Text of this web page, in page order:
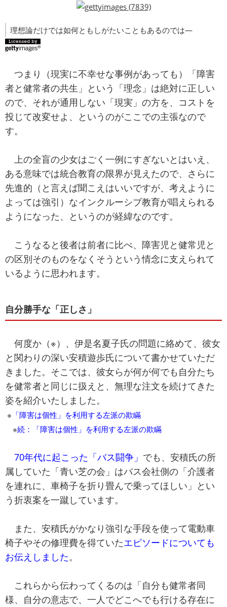
理想論だけでは如何ともしがたいこともあるのでは―
つまり（現実に不幸せな事例があっても）「障害
者と健常者の共生」という「理念」は絶対に正しい
ので、それが通用しない「現実」の方を、コストを
投じて改変せよ、というのがここでの主張なので
す。
上の全盲の少女はごく一例にすぎないとはいえ、
ある意味では統合教育の限界が見えたので、さらに
先進的（と言えば聞こえはいいですが、考えように
よっては強引）なインクルーシブ教育が唱えられる
ようになった、というのが経緯なのです。
こうなると後者は前者に比べ、障害児と健常児と
の区別そのものをなくそうという情念に支えられて
いるように思われます。
自分勝手な「正しさ」
何度か（※）、伊是名夏子氏の問題に絡めて、彼女
と関わりの深い安積遊歩氏について書かせていただ
きました。そこでは、彼女らが何が何でも自分たち
を健常者と同じに扱えと、無理な注文を続けてきた
姿を紹介いたしました。
※ 「障害は個性」を利用する左派の欺瞞
※続：「障害は個性」を利用する左派の欺瞞
70年代に起こった「バス闘争」 でも、安積氏の所
属していた「青い芝の会」はバス会社側の「介護者
を連れに、車椅子を折り畳んで乗ってほしい」とい
う折衷案を一蹴しています。
また、安積氏がかなり強引な手段を使って電動車
椅子やその修理費を得ていたエピソードについても
お伝えしました。
これらから伝わってくるのは「自分も健常者同
様、自分の意志で、一人でどこへでも行ける存在に